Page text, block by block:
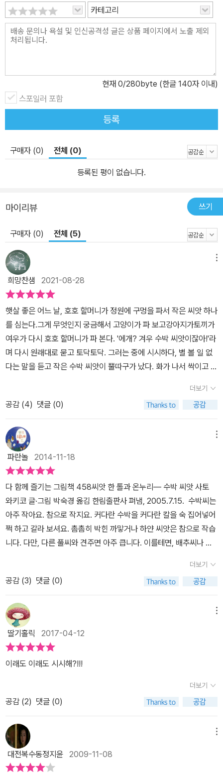
카테고리
현재 0/280byte (한글 140자 이내)
스포일러 포함
등록
구매자 (0) 전체 (0)
등록된 평이 없습니다.
마이리뷰 쓰기
구매자 (0) 전체 (5)
희망찬샘 2021-08-28
햇살 좋은 어느 날, 호호 할머니가 정원에 구멍을 파서 작은 씨앗 하나
를 심는다.그게 무엇인지 궁금해서 고양이가 파 보고강아지가토끼가
여우가 다시 호호 할머니가 파 본다. '에개? 겨우 수박 씨앗이잖아!'라
며 다시 원래대로 묻고 토닥토닥. 그러는 중에 시시하다, 별 볼 일 없
다는 말을 듣고 작은 수박 씨앗이 뿔따구가 났다. 화가 나서 싹이고 뭐
르시기를'네가 꾸물거리니 이렇게 된 거 아냐! 이제 싹도 좀 틔우고 얼
른 얼른 자라기나 해.'수박 씨앗은 화 나서 더 이상 못 살겠다며 싹도
틔우고 쑥쑥 자라서 토끼네, 여우네, 호호할머니네에 커다랗고 둥근
수박을 덩글덩글 선물한다. 쑥쑥 자라는 수박의 모습이 역동적이다.
잘 익은 수박 한 덩이를 쫙 가르니 수박 씨앗들이 아우성이다. '이래
도, 이래도 내가 시시해 보여?' 하고 말이다. 수박 한 덩이 맛있게 잘
먹었다.
더보기
공감 (4) 댓글 (0)
파란놀 2014-11-18
다 함께 즐기는 그림책 458씨앗 한 톨과 온누리― 수박 씨앗 사토
와키코 글·그림 박숙경 옮김 한림출판사 펴냄, 2005.7.15. 수박씨는
아주 작아요. 참으로 작지요. 커다란 수박을 커다란 칼을 숙 집어넣어
쩍 하고 갈라 보셔요. 촘촘히 박힌 까맣거나 하얀 씨앗은 참으로 작습
니다. 다만, 다른 풀씨와 견주면 아주 큽니다. 이를테면, 배추씨나 당
민들레씨나 고들빼기씨하고 수박씨를 대면, 수박씨는 몹시 크고 무겁
지요. 나팔꽃씨랑 부추씨하고 견주어도 수박씨는 참으로 크고 무거워
요. 호박씨도 꽤 큽니다. 여느 풀씨에 대면 퍽 큽니다. 호박씨나 수박
씨는 서로 엇비슷합니다. 같은 ‘박’이라 그럴 수 있는데, 다른 풀씨와
견주어 무척 크다 싶은 수박씨이지만, 나중에 수박잎이 나고 수박덩
굴이 뻗으며 수박알이 맺는 모습을 보면, ‘어쩜 이리 작은 씨앗에서 어
쩜 이리 큰 열매가 맺나’ 하고 고개를 절레절레 흔들 만합니다... 햇살
이 반짝반짝 빛나는 기분 좋은 날. 호호할머니는 정원에 수박 씨앗을
심었습니다. 구멍을 파서 씨앗을 넣고, 조심조심 흙을 덮었습니다.
“맛있는 수박이 열리도록 해 주세요.” 하고 빌면서 말입니다 .. (2쪽)
그렇지만 조그마한 골목집에서 살며 수박씨를 알뜰히 심어 넝쿨이 찬
찬히 뻗으면서 큼지막한 호박알이 맺도록 하는 할매가 꽤 많아요. 날
마다 살피고 찬찬히 건사하면 도시에서도 얼마든지 호박알을 얻어요.
수박알을 도시에서 얻기란 만만하지 않을 테지만 빈터를 살리면 수박
더보기
공감 (3) 댓글 (0)
딸기홀릭 2017-04-12
이래도 이래도 시시해?!!!
더보기
공감 (2) 댓글 (0)
대전복수동정지윤 2009-11-08